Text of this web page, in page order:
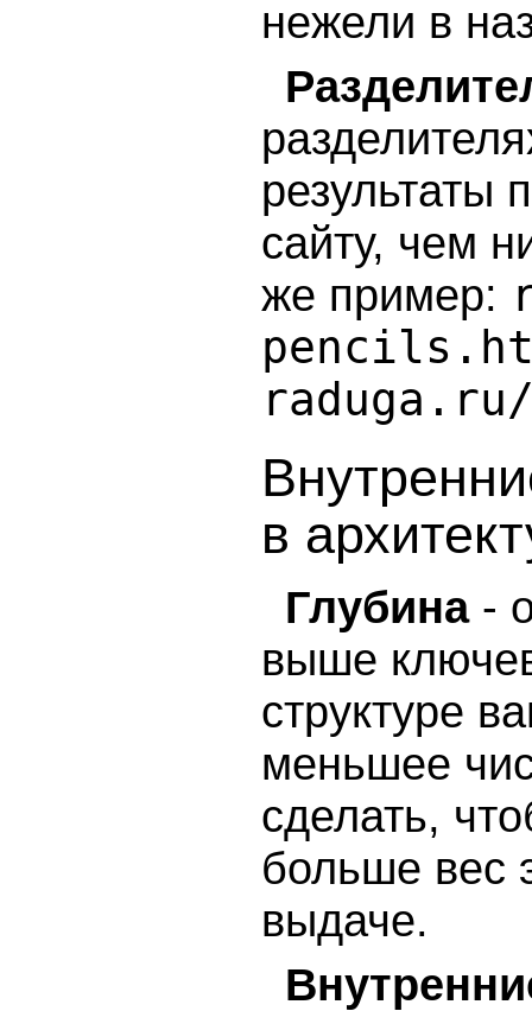
нежели в
результаты
сайту, чем
же пример:
в
Глубина-
выше
структуре
меньшее
сделать,
больше вес
выдаче.